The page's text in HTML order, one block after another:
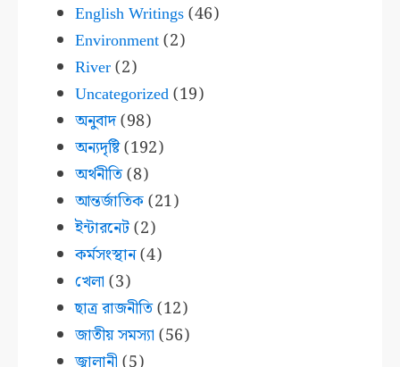
English Writings(46)
Environment(2)
River(2)
Uncategorized(19)
অনুবাদ(98)
অন্যদৃষ্টি(192)
অর্থনীতি(8)
আন্তর্জাতিক(21)
ইন্টারনেট(2)
কর্মসংস্থান(4)
খেলা (3)
ছাত্র রাজনীতি(12)
জাতীয় সমস্যা (56)